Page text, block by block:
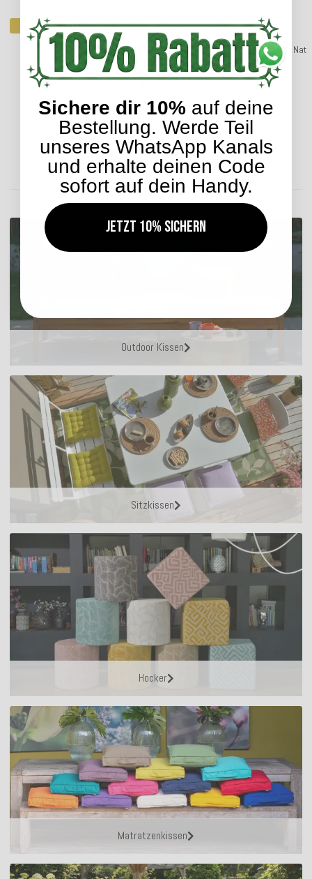
Top bewertet
H.O.C.K. Classic Uni Outdoor Kissen 60x60cm in
verschiedenen Farben
Lieferzeit: ca. 2-4 Werktage
SALE
30%
H.O.C.K.
ENTDECKEN SIE UNSER SORTIMENT
Outdoor Kissen
Sitzkissen
Hocker
Matratzenkissen
Sichere dir 10% auf deine
Bestellung. Werde Teil
unseres WhatsApp Kanals
und erhalte deinen Code
sofort auf dein Handy.
Jetzt 10% sichern